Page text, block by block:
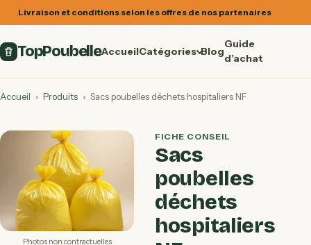
Livraison et conditions selon les offres de nos partenaires
TopPoubelleAccueilCatégories Blog
Guide
d’achat
Accueil › Produits › Sacs poubelles déchets hospitaliers NF
Photos non contractuelles
FICHE CONSEIL
Sacs
poubelles
déchets
hospitaliers